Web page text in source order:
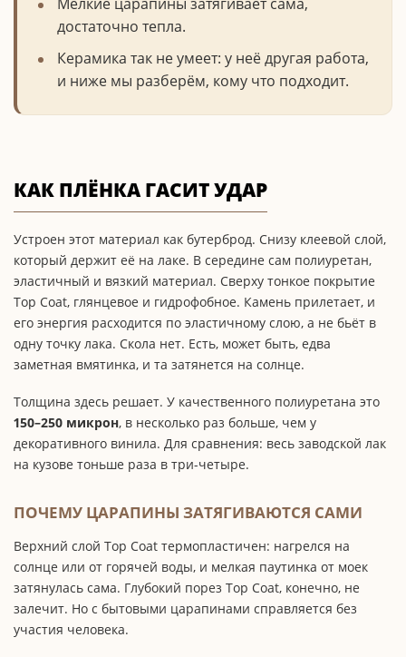
достаточно тепла.
Керамика так не умеет: у неё другая работа,
и ниже мы разберём, кому что подходит.
КАК ПЛЁНКА ГАСИТ УДАР
Устроен этот материал как бутерброд. Снизу клеевой слой,
который держит её на лаке. В середине сам полиуретан,
эластичный и вязкий материал. Сверху тонкое покрытие
Top Coat, глянцевое и гидрофобное. Камень прилетает, и
его энергия расходится по эластичному слою, а не бьёт в
одну точку лака. Скола нет. Есть, может быть, едва
заметная вмятинка, и та затянется на солнце.
Толщина здесь решает. У качественного полиуретана это
150–250 микрон, в несколько раз больше, чем у
декоративного винила. Для сравнения: весь заводской лак
на кузове тоньше раза в три-четыре.
ПОЧЕМУ ЦАРАПИНЫ ЗАТЯГИВАЮТСЯ САМИ
Верхний слой Top Coat термопластичен: нагрелся на
солнце или от горячей воды, и мелкая паутинка от моек
затянулась сама. Глубокий порез Top Coat, конечно, не
залечит. Но с бытовыми царапинами справляется без
участия человека.